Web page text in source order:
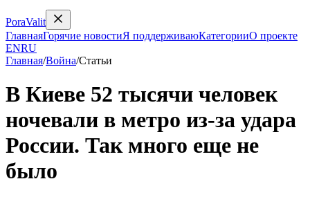
PoraValit
ГлавнаяГорячие новостиЯ поддерживаюКатегорииО проекте
ENRU
Главная/Война/Статьи
В Киеве 52 тысячи человек
ночевали в метро из-за удара
России. Так много еще не
было